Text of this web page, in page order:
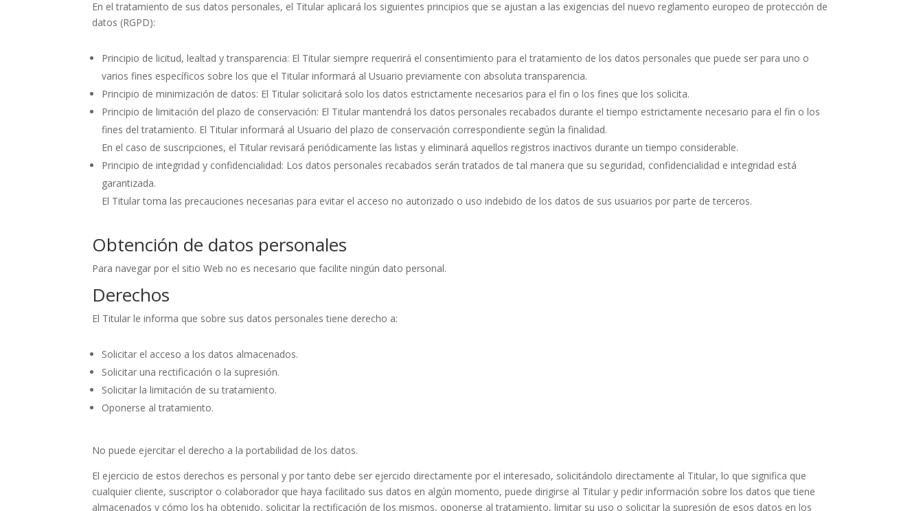
En el tratamiento de sus datos personales, el Titular aplicará los siguientes principios que se ajustan a las exigencias del nuevo reglamento europeo de protección de
datos (RGPD):
Principio de licitud, lealtad y transparencia: El Titular siempre requerirá el consentimiento para el tratamiento de los datos personales que puede ser para uno o
varios fines específicos sobre los que el Titular informará al Usuario previamente con absoluta transparencia.
Principio de minimización de datos: El Titular solicitará solo los datos estrictamente necesarios para el fin o los fines que los solicita.
Principio de limitación del plazo de conservación: El Titular mantendrá los datos personales recabados durante el tiempo estrictamente necesario para el fin o los
fines del tratamiento. El Titular informará al Usuario del plazo de conservación correspondiente según la finalidad.
En el caso de suscripciones, el Titular revisará periódicamente las listas y eliminará aquellos registros inactivos durante un tiempo considerable.
Principio de integridad y confidencialidad: Los datos personales recabados serán tratados de tal manera que su seguridad, confidencialidad e integridad está
garantizada.
El Titular toma las precauciones necesarias para evitar el acceso no autorizado o uso indebido de los datos de sus usuarios por parte de terceros.
Obtención de datos personales
Para navegar por el sitio Web no es necesario que facilite ningún dato personal.
Derechos
El Titular le informa que sobre sus datos personales tiene derecho a:
Solicitar el acceso a los datos almacenados.
Solicitar una rectificación o la supresión.
Solicitar la limitación de su tratamiento.
Oponerse al tratamiento.
No puede ejercitar el derecho a la portabilidad de los datos.
El ejercicio de estos derechos es personal y por tanto debe ser ejercido directamente por el interesado, solicitándolo directamente al Titular, lo que significa que
cualquier cliente, suscriptor o colaborador que haya facilitado sus datos en algún momento, puede dirigirse al Titular y pedir información sobre los datos que tiene
almacenados y cómo los ha obtenido, solicitar la rectificación de los mismos, oponerse al tratamiento, limitar su uso o solicitar la supresión de esos datos en los